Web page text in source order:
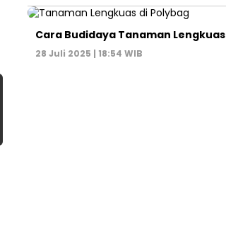
Cara Budidaya Tanaman Lengkuas
28 Juli 2025 | 18:54 WIB